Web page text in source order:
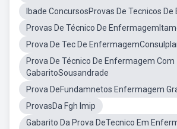
Ibade ConcursosProvas De Tecnicos
Provas De Técnico De
Prova De Tec De
Prova De Técnico De Enfermagem Com
GabaritoSousandrade
Prova DeFundamnetos Enfermagem
ProvasDa Fgh Imip
Gabarito Da Prova DeTecnico Em